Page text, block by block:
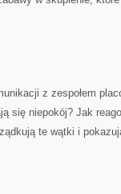
z zespołem
się niepokój? Jak
te wątki i